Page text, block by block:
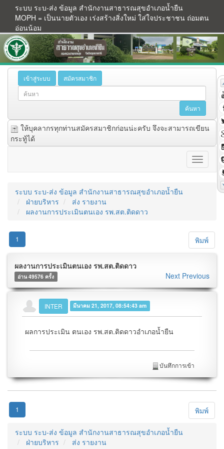
ระบบ ระบ-ส่ง ข้อมูล สำนักงานสาธารณสุขอำเภอน้ำยืน
MOPH = เป็นนายตัวเอง เร่งสร้างสิ่งใหม่ ใส่ใจประชาชน ถ่อมตน
อ่อนน้อม
เข้าสู่ระบบ สมัครสมาชิก
ให้บุคลากรทุกท่านสมัครสมาชิกก่อนน่ะครับ จึงจะสามารถเขียน
กระทู้ได้
ระบบ ระบ-ส่ง ข้อมูล สำนักงานสาธารณสุขอำเภอน้ำยืน
ฝ่ายบริหาร
ส่ง รายงาน
ผลงานการประเมินตนเอง รพ.สต.ติดดาว
พิมพ์
1
ผลงานการประเมินตนเอง รพ.สต.ติดดาว
อ่าน 49576 ครั้ง Next Previous
INTER มีนาคม 21, 2017, 08:54:43 am
ผลการประเมิน ตนเอง รพ.สต.ติดดาวอำเภอน้ำยืน
บันทึกการเข้า
พิมพ์
1
ระบบ ระบ-ส่ง ข้อมูล สำนักงานสาธารณสุขอำเภอน้ำยืน
ฝ่ายบริหาร
ส่ง รายงาน